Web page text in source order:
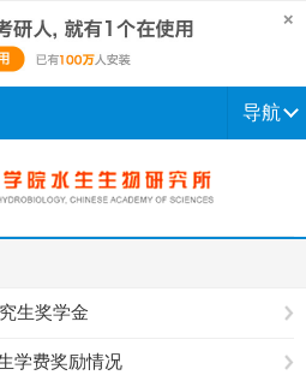
导航
生奖学金
学费奖励情况